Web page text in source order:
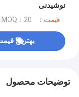
نوشیدنی
قیمت：negotiable MOQ：20 کیلوگرم
بهترین
توضیحات محصول